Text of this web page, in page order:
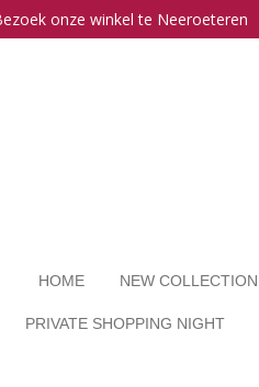
onze winkel te Neeroeteren
HOME NEW COLLECTION
PRIVATE SHOPPING NIGHT